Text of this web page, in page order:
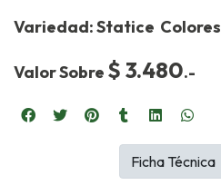
Variedad: Statice Colores
Valor Sobre $ 3.480.-
Ficha Técnica